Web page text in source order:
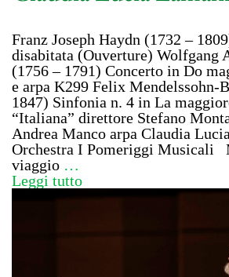
Franz Joseph Haydn (1732 –
disabitata (Ouverture) Wolfgang
(1756 – 1791) Concerto in Do
e arpa K299 Felix Mendelssohn-
1847) Sinfonia n. 4 in La
“Italiana” direttore Stefano
Andrea Manco arpa Claudia
Orchestra I Pomeriggi Musicali
viaggio …
Leggi tutto